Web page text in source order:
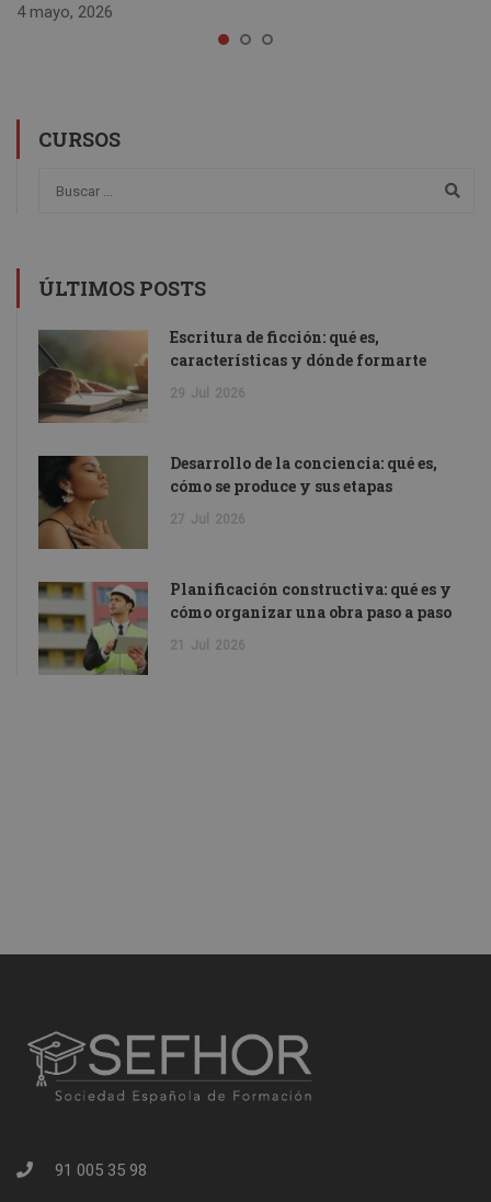
4 mayo, 2026
CURSOS
ÚLTIMOS POSTS
Escritura de ficción: qué es,
características y dónde formarte
29 Jul 2026
Desarrollo de la conciencia: qué es,
cómo se produce y sus etapas
27 Jul 2026
Planificación constructiva: qué es y
cómo organizar una obra paso a paso
21 Jul 2026
91 005 35 98